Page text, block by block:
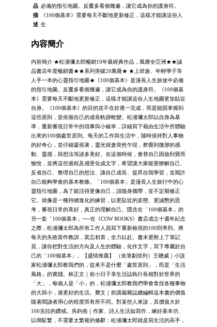
品
描
述
必備的指引地圖。反覆多看個幾遍，讓它成為你的護身符。
《100個基本》需要每天不斷地更新修正，這樣才能讓這份人
生
內容簡介
內容簡介 ★松浦彌太郎暢銷10年最經典作品，風靡全亞洲★★誠
品書店年度暢銷書★★系列突破20萬冊★ ★上班族、年輕學子等
人手一本的心靈指引地圖★《100個基本》是漫長人生旅途中必備
的指引地圖。反覆多看個幾遍，讓它成為你的護身符。《100個基
本》需要每天不斷地更新修正，這樣才能讓這份人生地圖更加貼近
自身。《100個基本》的目的並不在於逐一完成，而是能因掌握到
這些原則，並依循自己的成長軌跡蛻變。松浦彌太郎以自身為基
準，重新審視日常中的瑣事與小確幸，詳細寫下藉由生活中所體驗
出來的100個處世原則。每天的工作與生活中，隨時保持對人事物
的好奇心，並仔細凝視著，靈光就會突然乍現，察覺到微渺的感
動、靈感，與想法等諸多美好。在這個時候，會替自己因撿到寶而
愉悅，並將這些過程及感受化成文字，希望讓大家能更瞭解自己、
反省自己、整理自己的想法、讓自己成長、提昇自我學習，並期許
自己能夠學會的基本教條。「100個基本」是漫長人生旅行中的心
靈指引地圖，為了能活得更像自己，請隨身攜帶，並不定期修正
它。就像是一種持續進化的練習，以更貼近的姿態、更誠懇的思
考，審視日常的美好，真正的理解自己。隱含在「100個基本」的
另一套「100個基本」──在《COW BOOKS》書店成立十週年紀念
之際，松浦彌太郎為所有工作人員寫下重新檢視的100則準則。將
每天的失敗當作教訓，莫忘初衷，全力以赴。書末更附上了筆記
頁，讓你把對生活的方向及人生的體驗，化作文字，寫下專屬於自
己的「100個基本」。【盛情推薦】 （依筆劃排列）王聰威｜小說
家松浦彌太郎教我們的，從來不是什麼「處世原則」，而是「生活
風格」的實踐。林正文｜前小日子享生活誌執行長相對於世界的
「大」，每個人是「小」的，松浦彌太郎教我們學會拿捏各種事物
的大與小，過更好的生活。費文｜前講義雜誌總編輯這本書的價值
隨著閱讀者用心的程度而有所不同。對某些人來說，其價值大於
100克拉的鑽戒。吳鈞堯｜作家、詩人生活如寫作，練好基本功、
以簡馭繁，不需要太繁複的修辭；松浦彌太郎就是寫生活的高手，